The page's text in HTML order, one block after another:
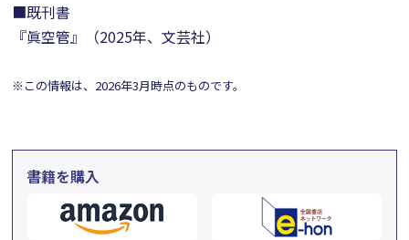
■既刊書
『眞空管』（2025年、文芸社）
※この情報は、2026年3月時点のものです。
書籍を購入